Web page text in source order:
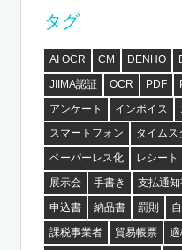
タグ
AI OCR CM DENHO
JIIMA認証
OCR PDF
アンケート
インボイス
スマートフォン
タイムス
ペーパーレス化
レシート
展示会
手書き 支払通知
申込書
納品書 罰則
課税事業者
貿易帳票